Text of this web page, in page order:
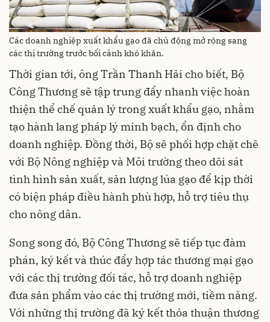
Các doanh nghiệp xuất khẩu gạo đã chủ động mở rộng sang
các thị trường trước bối cảnh khó khăn.
Thời gian tới, ông Trần Thanh Hải cho biết, Bộ
Công Thương sẽ tập trung đẩy nhanh việc hoàn
thiện thể chế quản lý trong xuất khẩu gạo, nhằm
tạo hành lang pháp lý minh bạch, ổn định cho
doanh nghiệp. Đồng thời, Bộ sẽ phối hợp chặt chẽ
với Bộ Nông nghiệp và Môi trường theo dõi sát
tình hình sản xuất, sản lượng lúa gạo để kịp thời
có biện pháp điều hành phù hợp, hỗ trợ tiêu thụ
cho nông dân.
Song song đó, Bộ Công Thương sẽ tiếp tục đàm
phán, ký kết và thúc đẩy hợp tác thương mại gạo
với các thị trường đối tác, hỗ trợ doanh nghiệp
đưa sản phẩm vào các thị trường mới, tiềm năng.
Với những thị trường đã ký kết thỏa thuận thương